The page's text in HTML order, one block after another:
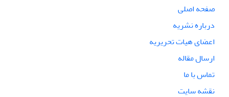
صفحه اصلی
درباره نشریه
اعضای هیات تحریریه
ارسال مقاله
تماس با ما
نقشه سایت